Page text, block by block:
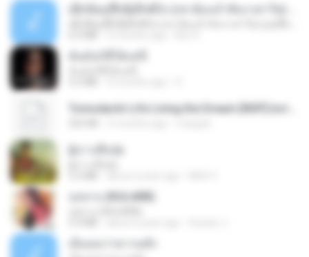
กุหลาบ (KULARB)